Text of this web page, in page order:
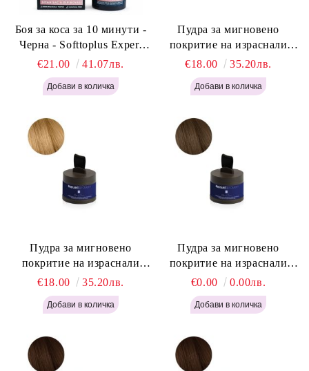
Боя за коса за 10 минути -
Черна - Softtoplus Expert
Woman Black 400мл
€21.00 41.07лв.
Пудра за мигновено
покритие на израснали
корени Светло Русо - Labor
Pro Instant Retouch Powder -
Light Blonde H646
€18.00 35.20лв.
Пудра за мигновено
покритие на израснали
корени Русо - Labor Pro
Instant Retouch Powder -
Blonde H645
€18.00 35.20лв.
Пудра за мигновено
покритие на израснали
корени Светло Кафяво -
Labor Pro Instant Retouch
Powder - Light Brown H644
€0.00 0.00лв.